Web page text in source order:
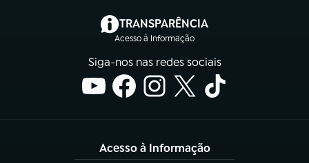
TRANSPARÊNCIA
Acesso à Informação
(abre em nova aba)
Siga-nos nas redes sociais
Acesso à Informação